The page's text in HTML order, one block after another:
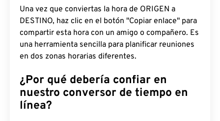
Una vez que conviertas la hora de ORIGEN a
DESTINO, haz clic en el botón "Copiar enlace" para
compartir esta hora con un amigo o compañero. Es
una herramienta sencilla para planificar reuniones
en dos zonas horarias diferentes.
¿Por qué debería confiar en
nuestro conversor de tiempo en
línea?